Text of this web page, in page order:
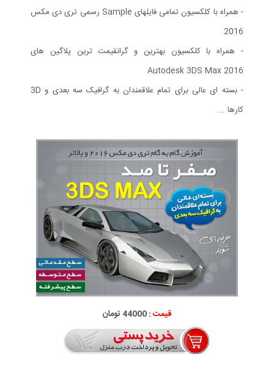
- همراه با کلکسیون تمامی فایلهای Sample رسمی تری دی مکس
2016
- همراه با کلکسیون بهترین و گرانقیمت ترین پلاگین های
Autodesk 3DS Max 2016
- بسته ای عالی برای تمام علاقمندان به گرافیک سه بعدی و 3D
کارها ...
قیمت :44000 تومان